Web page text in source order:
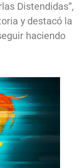
Distendidas”,
y destacó la
haciendo